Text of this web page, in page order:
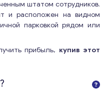
штатом сотрудников.
и расположен на видном
парковкой рядом или
прибыль, купив этот